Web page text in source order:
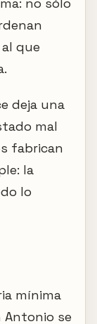
no sólo
que
deja una
mal
fabrican
la
lo
mínima
Antonio se